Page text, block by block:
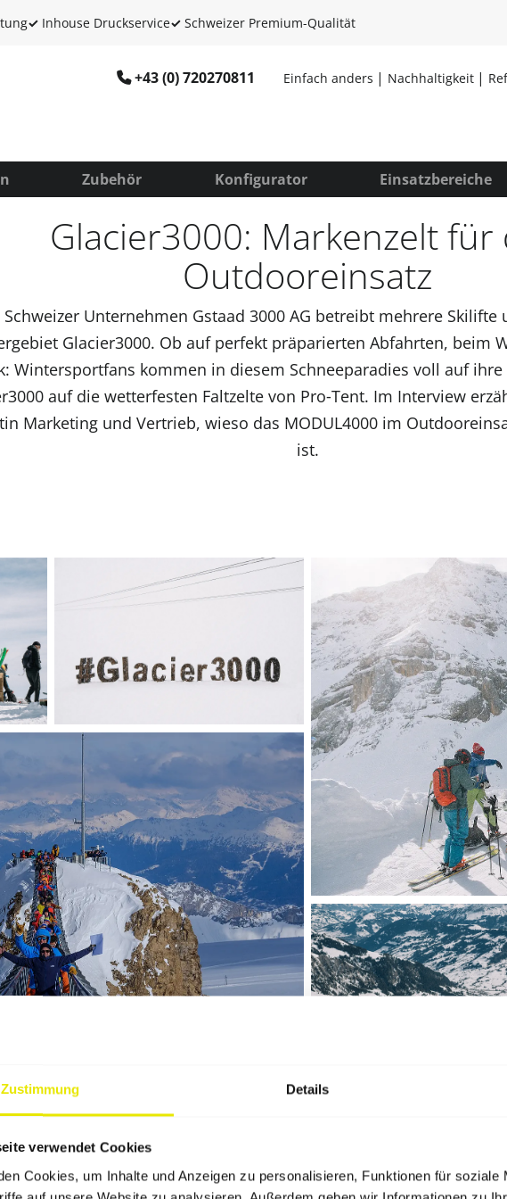
Zustimmung Details
verwendet Cookies
Cookies, um Inhalte und Anzeigen zu personalisieren, Funktionen für soziale
✓ Inhouse Druckservice✓ Schweizer Premium-Qualität
+43 (0) 720270811 Einfach anders Nachhaltigkeit
Zubehör Konfigurator Einsatzbereiche
Glacier3000: Markenzelt für
Outdooreinsatz
Schweizer Unternehmen Gstaad 3000 AG betreibt mehrere Skilifte
Glacier3000. Ob auf perfekt präparierten Abfahrten, beim
Wintersportfans kommen in diesem Schneeparadies voll auf ihre
auf die wetterfesten Faltzelte von Pro‑Tent. Im Interview
Marketing und Vertrieb, wieso das MODUL4000 im
ist.
Interview